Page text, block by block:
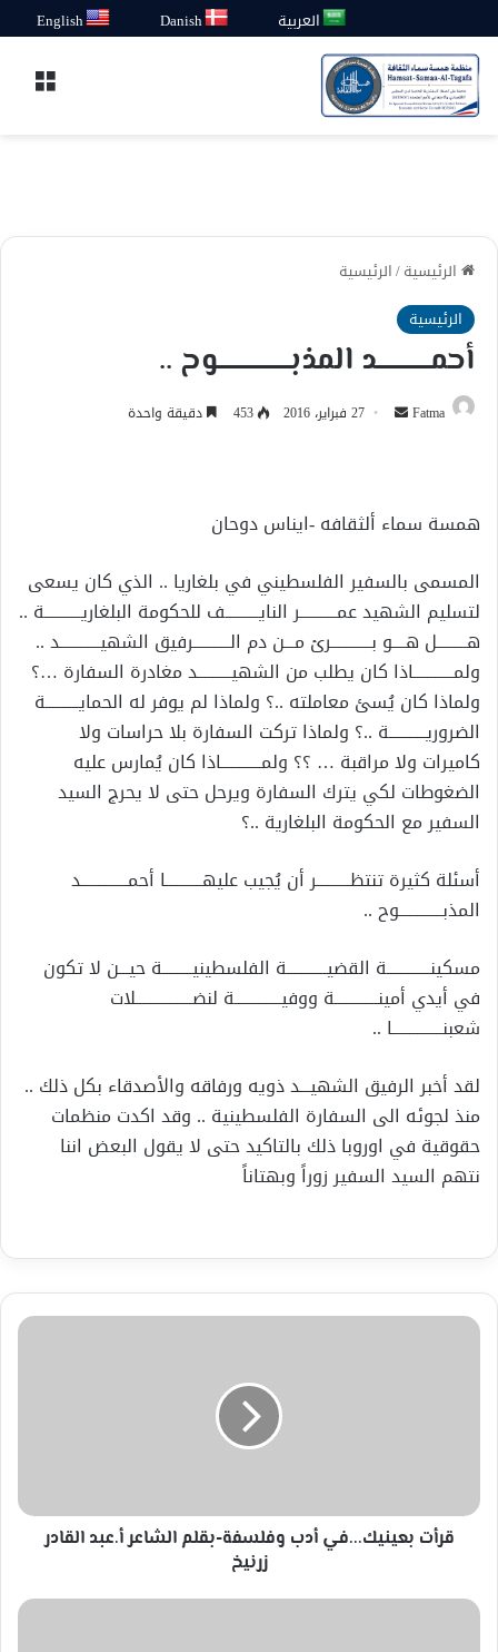
العربية Danish
English
الرئيسية/الرئيسية
الرئيسية
أحمــــــــــــد المذبــــــــــــــــوح ..
Fatma
أرسل 27 فبراير، 2016 453 دقيقة واحدة
همسة سماء ألثقافه -ايناس دوحان
المسمى بالسفير الفلسطيني في بلغاريا .. الذي كان يسعى
لتسليم الشهيد عمـــــــــــر النايــــــــــف للحكومة البلغاريـــــــــــة ..
هـــــــــل هــــو بــــــــــــرئ مـــن دم الـــــــــــرفيق الشهيــــــــــــد ..
ولمــــــــــــاذا كان يطلب من الشهيــــــــــد مغادرة السفارة …؟
ولماذا كان يُسئ معاملته ..؟ ولماذا لم يوفر له الحمايــــــــــة
الضروريـــــــــــة ..؟ ولماذا تركت السفارة بلا حراسات ولا
كاميرات ولا مراقبة … ؟؟ ولمــــــــــــاذا كان يُمارس عليه
الضغوطات لكي يترك السفارة ويرحل حتى لا يحرج السيد
السفير مع الحكومة البلغارية ..؟
أسئلة كثيرة تنتظــــــــــر أن يُجيب عليهـــــــــــا أحمــــــــــــــد
المذبـــــــــــــوح ..
مسكينـــــــــــــة القضيــــــــــــة الفلسطينيـــــــــة حيـــن لا تكون
في أيدي أمينـــــــــــــة ووفيــــــــــــــة لنضـــــــــــــــــلات
شعبنـــــــــــــــا ..
لقد أخبر الرفيق الشهيـــد ذويه ورفاقه والأصدقاء بكل ذلك ..
منذ لجوئه الى السفارة الفلسطينية .. وقد اكدت منظمات
حقوقية في اوروبا ذلك بالتاكيد حتى لا يقول البعض اننا
نتهم السيد السفير زوراً وبهتاناً
قرأت
زرنيخ
قرأت بعينيك...في أدب وفلسفة-بقلم الشاعر أ.عبد القادر
زرنيخ
قيادة